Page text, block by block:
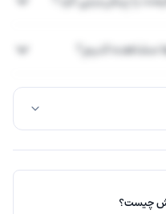
مشاهده کنیم؟